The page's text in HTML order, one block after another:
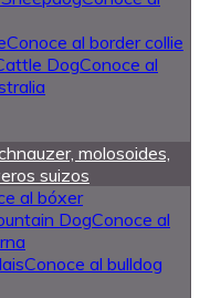
Conoce al border collie
Conoce al
molosoides,
suizos
al bóxer
Conoce al
Conoce al bulldog